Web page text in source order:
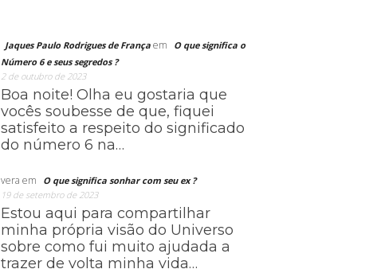
Jaques Paulo Rodrigues de França em
O que significa o
Número 6 e seus segredos ?
2 de outubro de 2023
Boa noite! Olha eu gostaria que
vocês soubesse de que, fiquei
satisfeito a respeito do significado
do número 6 na…
vera em
O que significa sonhar com seu ex ?
19 de setembro de 2023
Estou aqui para compartilhar
minha própria visão do Universo
sobre como fui muito ajudada a
trazer de volta minha vida…